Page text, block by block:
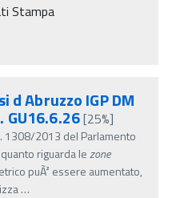
Stampa
d Abruzzo IGP DM
GU16.6.26[25%]
1308/2013 del Parlamento
riguarda lezone
puÃ² essere aumentato,
…